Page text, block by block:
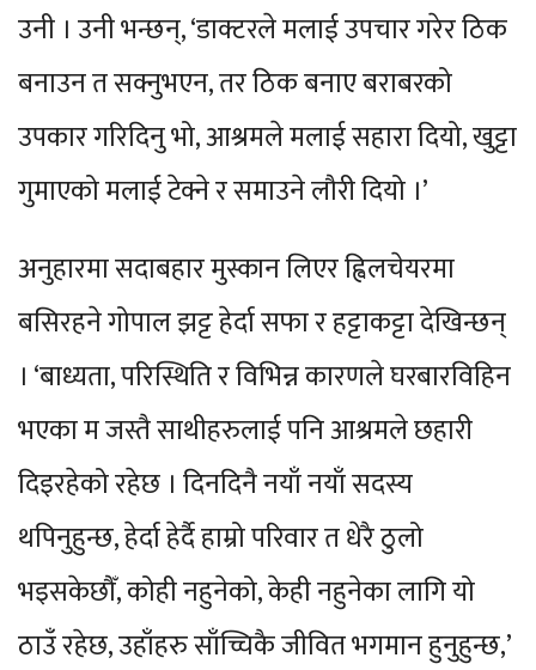
उनी । उनी भन्छन्, ‘डाक्टरले मलाई उपचार गरेर ठिक
बनाउन त सक्नुभएन, तर ठिक बनाए बराबरको
उपकार गरिदिनु भो, आश्रमले मलाई सहारा दियो, खुट्टा
गुमाएको मलाई टेक्ने र समाउने लौरी दियो ।’
अनुहारमा सदाबहार मुस्कान लिएर ह्विलचेयरमा
बसिरहने गोपाल झट्ट हेर्दा सफा र हट्टाकट्टा देखिन्छन्
। ‘बाध्यता, परिस्थिति र विभिन्न कारणले घरबारविहिन
भएका म जस्तै साथीहरुलाई पनि आश्रमले छहारी
दिइरहेको रहेछ । दिनदिनै नयाँ नयाँ सदस्य
थपिनुहुन्छ, हेर्दा हेर्दै हाम्रो परिवार त धेरै ठुलो
भइसकेछौँ, कोही नहुनेको, केही नहुनेका लागि यो
ठाउँ रहेछ, उहाँहरु साँच्चिकै जीवित भगमान हुनुहुन्छ,’